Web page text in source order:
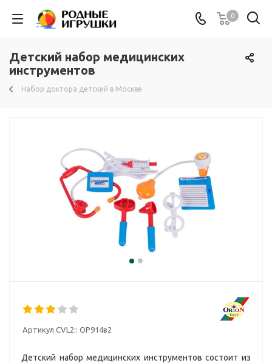
0
Детский набор медицинских
инструментов
Набор доктора детский в Москве
Артикул CVL2:: ОР914в2
Детский набор медицинских инструментов состоит из